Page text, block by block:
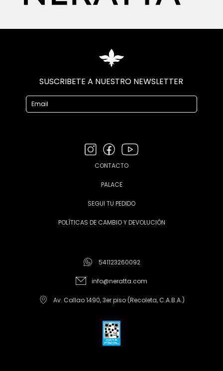
SUSCRIBETE A NUESTRO NEWSLETTER
CONTACTO
PALACE
SEGUI TU PEDIDO
POLÍTICAS DE CAMBIO Y DEVOLUCIÓN
541123260092
info@neratta.com
Av. Callao 1490, 3er piso (Recoleta, C.A.B.A.)